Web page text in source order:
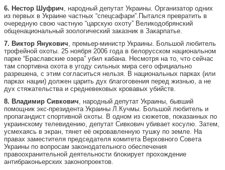
6. Нестор Шуфрич, народный депутат Украины. Организатор одних
из первых в Украине частных “спецсафари”.Пытался превратить в
очередную свою частную “царскую охоту” Великодобрянский
общенациональный зоологический заказник в Закарпатье.
7. Виктор Янукович, премьер-министр Украины. Большой любитель
трофейной охоты. 25 ноября 2006 года в белорусском национальном
парке “Браславские озера” убил кабана. Несмотря на то, что сейчас
там спортивна охота в угоду сильных мира сего официально
разрешена, с этим согласиться нельзя. В национальных парках (или
парках нации) должен царить дух благоговения перед жизнью, а не
дух стяжательства и средневековых кровавых убийств.
8. Владимир Сивкович, народный депутат Украины, бывший
помощник экс-президента Украины Л.Кучмы. Большой любитель и
пропагандист спортивной охоты. В одном из сюжетов, показанных по
украинскому телевидению, депутат Сивкович убивает косулю. Затем,
усмехаясь в экран, тянет её окровавленную тушку по земле. На
правах заместителя председателя комитета Верховного Совета
Украины по вопросам законодательного обеспечения
правоохранительной деятельности блокирует прохождение
антибраконьерских законопроектов.